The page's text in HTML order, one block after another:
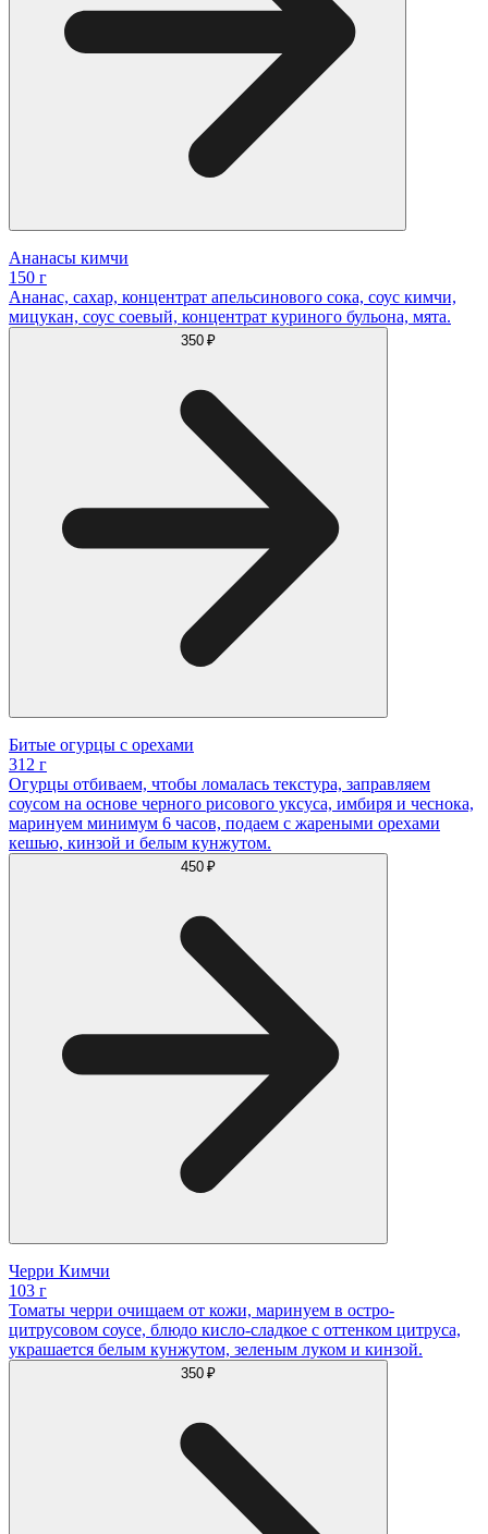
Ананасы кимчи
150 г
Ананас, сахар, концентрат апельсинового сока, соус кимчи,
мицукан, соус соевый, концентрат куриного бульона, мята.
350 ₽
Битые огурцы с орехами
312 г
Огурцы отбиваем, чтобы ломалась текстура, заправляем
соусом на основе черного рисового уксуса, имбиря и чеснока,
маринуем минимум 6 часов, подаем с жареными орехами
кешью, кинзой и белым кунжутом.
450 ₽
Черри Кимчи
103 г
Томаты черри очищаем от кожи, маринуем в остро-
цитрусовом соусе, блюдо кисло-сладкое с оттенком цитруса,
украшается белым кунжутом, зеленым луком и кинзой.
350 ₽